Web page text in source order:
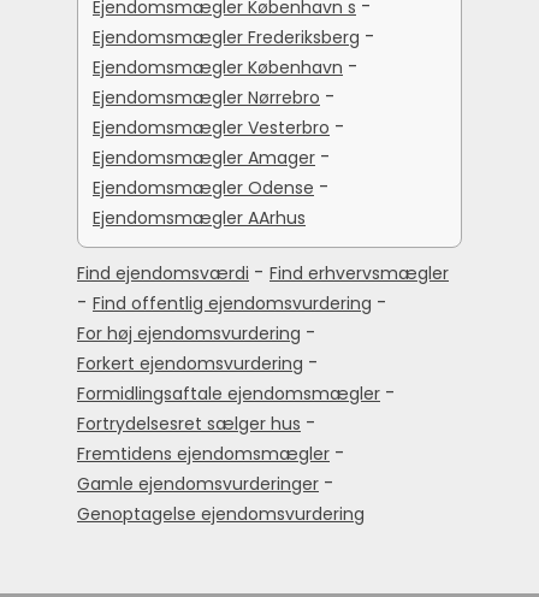
Ejendomsmægler København s -
Ejendomsmægler Frederiksberg -
Ejendomsmægler København -
Ejendomsmægler Nørrebro -
Ejendomsmægler Vesterbro -
Ejendomsmægler Amager -
Ejendomsmægler Odense -
Ejendomsmægler AArhus
Find ejendomsværdi - Find erhvervsmægler
- Find offentlig ejendomsvurdering -
For høj ejendomsvurdering -
Forkert ejendomsvurdering -
Formidlingsaftale ejendomsmægler -
Fortrydelsesret sælger hus -
Fremtidens ejendomsmægler -
Gamle ejendomsvurderinger -
Genoptagelse ejendomsvurdering